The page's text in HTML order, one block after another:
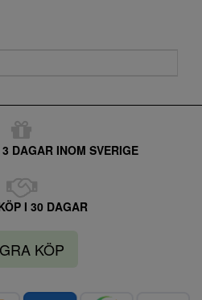
DAGAR INOM SVERIGE
I 30 DAGAR
KÖP